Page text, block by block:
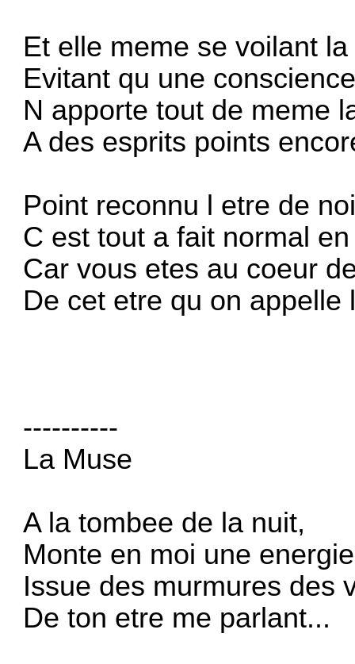
Et elle meme se voilant
Evitant qu une
N apporte tout de meme
A des esprits points
Point reconnu l etre de
C est tout a fait normal
Car vous etes au coeur
De cet etre qu on appelle
----------
La Muse
A la tombee de la nuit,
Monte en moi une
Issue des murmures des
De ton etre me parlant...